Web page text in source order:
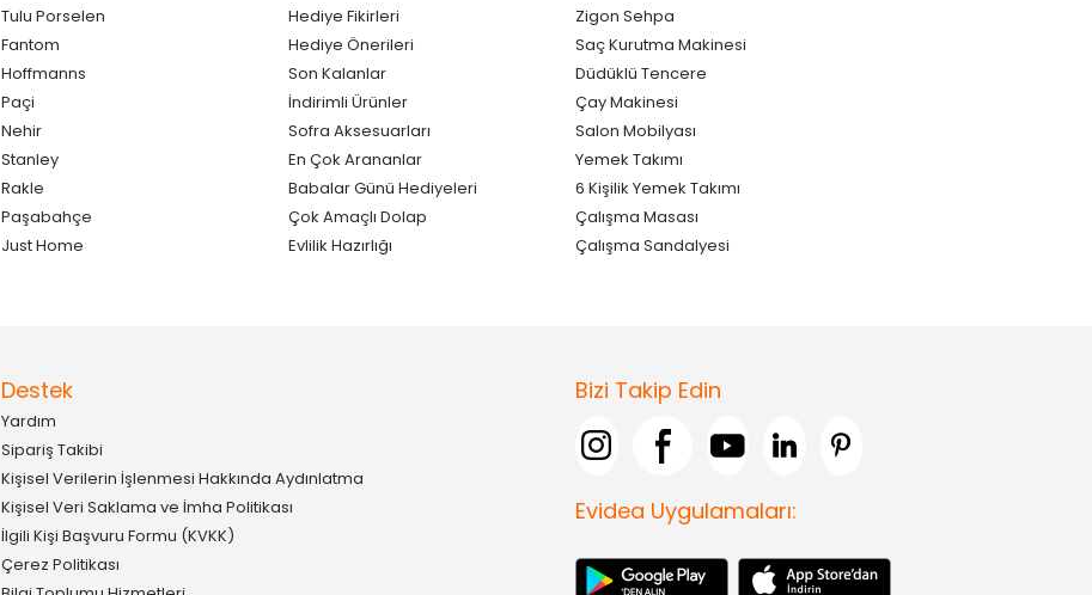
Tulu Porselen
Fantom
Hoffmanns
Paçi
Nehir
Stanley
Rakle
Paşabahçe
Just Home
Hediye Fikirleri
Hediye Önerileri
Son Kalanlar
İndirimli Ürünler
Sofra Aksesuarları
En Çok Arananlar
Babalar Günü Hediyeleri
Çok Amaçlı Dolap
Evlilik Hazırlığı
Zigon Sehpa
Saç Kurutma Makinesi
Düdüklü Tencere
Çay Makinesi
Salon Mobilyası
Yemek Takımı
6 Kişilik Yemek Takımı
Çalışma Masası
Çalışma Sandalyesi
Destek
Yardım
Sipariş Takibi
Kişisel Verilerin İşlenmesi Hakkında Aydınlatma
Kişisel Veri Saklama ve İmha Politikası
İlgili Kişi Başvuru Formu (KVKK)
Çerez Politikası
Bizi Takip Edin
Evidea Uygulamaları: